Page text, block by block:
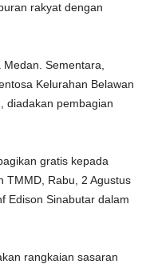
rakyat dengan
Sementara,
Kelurahan Belawan
diadakan pembagian
gratis kepada
TMMD, Rabu, 2 Agustus
Edison Sinabutar dalam
rangkaian sasaran